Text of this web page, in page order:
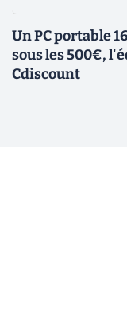
Un PC portable
sous les 500€,
Cdiscount